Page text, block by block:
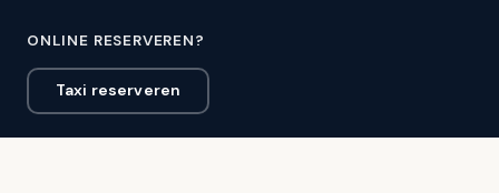
ONLINE RESERVEREN?
Taxi reserveren